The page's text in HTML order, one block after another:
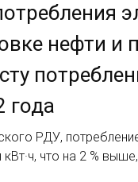
нефти
года
РДУ,
что на 2 %